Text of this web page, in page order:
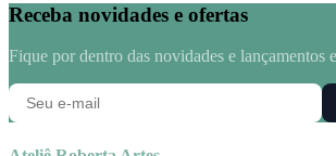
Receba novidades e ofertas
Fique por dentro das novidades e lançamentos